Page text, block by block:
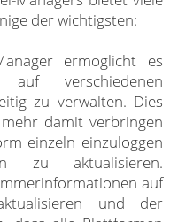
der wichtigsten:
ermöglicht es
verschiedenen
zu verwalten. Dies
damit verbringen
einzeln einzuloggen
zu aktualisieren.
auf
und der